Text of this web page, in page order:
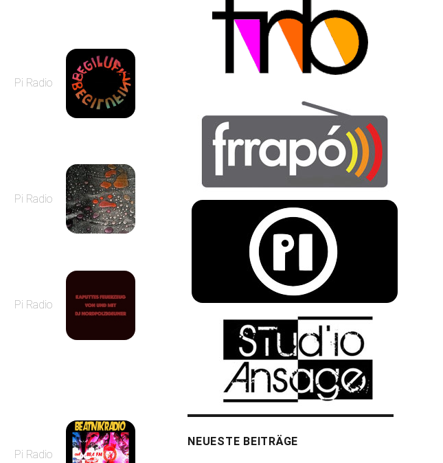
Pi Radio
Pi Radio
Pi Radio
Pi Radio
NEUESTE BEITRÄGE